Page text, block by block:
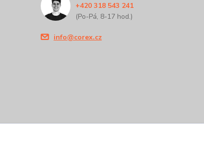
+420 318 543 241
(Po-Pá, 8-17 hod.)
info@corex.cz